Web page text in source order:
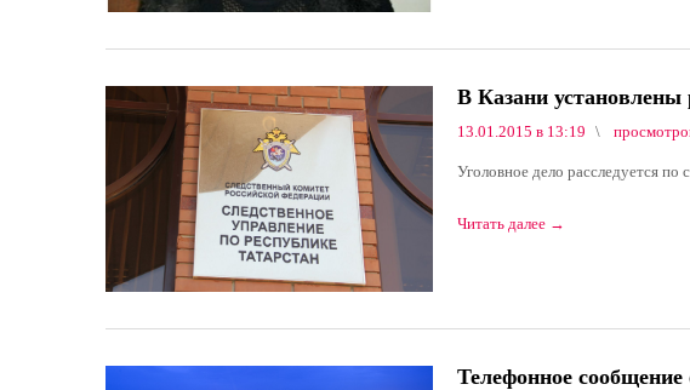
В Казани установлены
13.01.2015 в 13:19
Уголовное дело расследуется
Читать далее →
Телефонное